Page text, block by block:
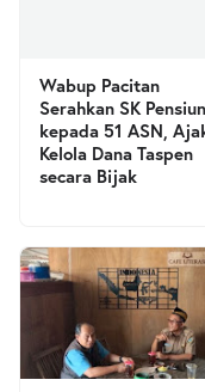
Wabup Pacitan
Serahkan SK Pensiun
kepada 51 ASN,
Kelola Dana Taspen
secara Bijak